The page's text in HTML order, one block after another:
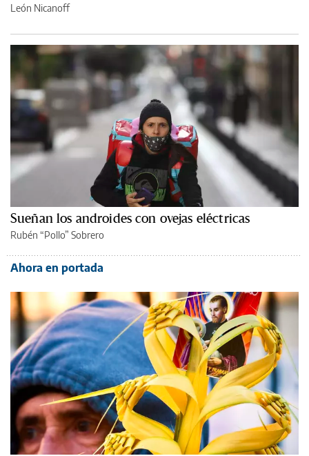
León Nicanoff
Sueñan los androides con ovejas eléctricas
Rubén “Pollo” Sobrero
Ahora en portada